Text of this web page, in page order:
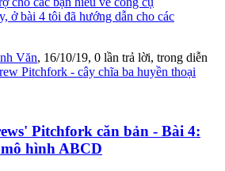
ở bài 4 tôi đã hướng dẫn cho các
Văn, 16/10/19, 0 lần trả lời, trong diễn
Pitchfork - cây chĩa ba huyền thoại
Pitchfork căn bản - Bài 4:
hình ABCD